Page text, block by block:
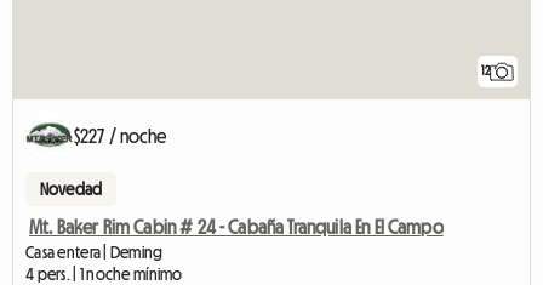
12
$227 / noche
Novedad
Mt. Baker Rim Cabin # 24 - Cabaña Tranquila En El Campo
Casa entera | Deming
4 pers. | 1 noche mínimo